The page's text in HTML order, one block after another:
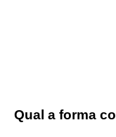
Qual a forma